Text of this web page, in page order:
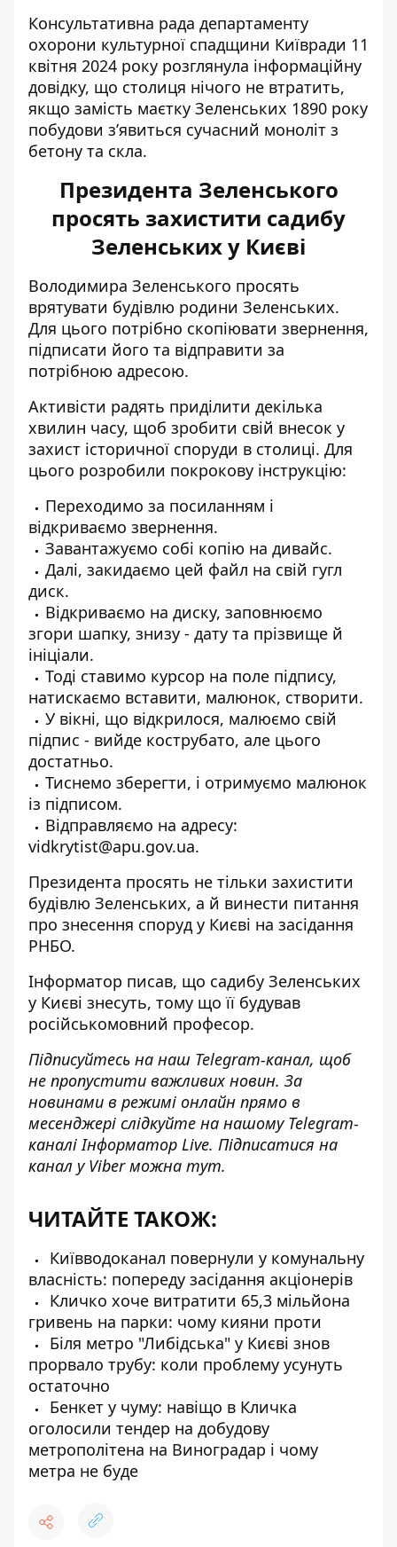
Консультативна рада департаменту
охорони культурної спадщини Київради 11
квітня 2024 року розглянула інформаційну
довідку, що столиця нічого не втратить,
якщо замість маєтку Зеленських 1890 року
побудови з’явиться сучасний моноліт з
бетону та скла.
Президента Зеленського
просять захистити садибу
Зеленських у Києві
Володимира Зеленського просять
врятувати будівлю родини Зеленських.
Для цього потрібно скопіювати звернення,
підписати його та відправити за
потрібною адресою.
Активісти радять приділити декілька
хвилин часу, щоб зробити свій внесок у
захист історичної споруди в столиці. Для
цього розробили покрокову інструкцію:
Переходимо за посиланням і
відкриваємо звернення.
Завантажуємо собі копію на дивайс.
Далі, закидаємо цей файл на свій гугл
диск.
Відкриваємо на диску, заповнюємо
згори шапку, знизу - дату та прізвище й
ініціали.
Тоді ставимо курсор на поле підпису,
натискаємо вставити, малюнок, створити.
У вікні, що відкрилося, малюємо свій
підпис - вийде кострубато, але цього
достатньо.
Тиснемо зберегти, і отримуємо малюнок
із підписом.
Відправляємо на адресу:
vidkrytist@apu.gov.ua.
Президента просять не тільки захистити
будівлю Зеленських, а й винести питання
про знесення споруд у Києві на засідання
РНБО.
Інформатор писав, що садибу Зеленських
у Києві знесуть, тому що її будував
російськомовний професор.
Підписуйтесь на наш Telegram-канал, щоб
не пропустити важливих новин. За
новинами в режимі онлайн прямо в
месенджері слідкуйте на нашому Telegram-
каналіІнформатор Live. Підписатися на
канал у Viber можна тут.
ЧИТАЙТЕ ТАКОЖ:
Київводоканал повернули у комунальну
власність: попереду засідання акціонерів
Кличко хоче витратити 65,3 мільйона
гривень на парки: чому кияни проти
Біля метро "Либідська" у Києві знов
прорвало трубу: коли проблему усунуть
остаточно
Бенкет у чуму: навіщо в Кличка
оголосили тендер на добудову
метрополітена на Виноградар і чому
метра не буде